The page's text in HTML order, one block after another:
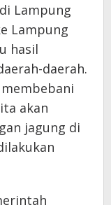
Lampung
Lampung
hasil
daerah.
akan
jagung di